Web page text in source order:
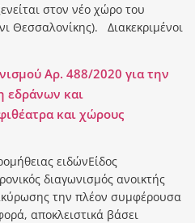
στον νέο χώρο του
Θεσσαλονίκης). Διακεκριμένοι
Αρ. 488/2020 για την
εδράνων και
και χώρους
ειδώνΕίδος
διαγωνισμός ανοικτής
την πλέον συμφέρουσα
αποκλειστικά βάσει